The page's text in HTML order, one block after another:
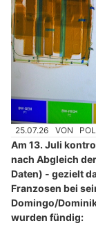
25.07.26 VON
Am 13. Juli
nach Abgleich
Daten) - gezielt
Franzosen bei
Domingo/
wurden fündig: